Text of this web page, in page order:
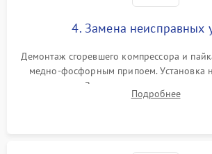
4. Замена неисправных
Демонтаж сгоревшего компрессора и
медно-фосфорным припоем. Установка
осушителя. Замена изношенных
сломанных заслонок или поврежденных
Подробнее